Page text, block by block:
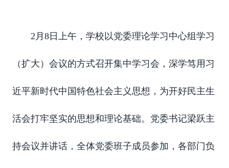
2月8日上午，学校以党委理论学习中心组学习
（扩大）会议的方式召开集中学习会，深学笃用习
近平新时代中国特色社会主义思想，为开好民主生
活会打牢坚实的思想和理论基础。党委书记梁跃主
持会议并讲话，全体党委班子成员参加，各部门负